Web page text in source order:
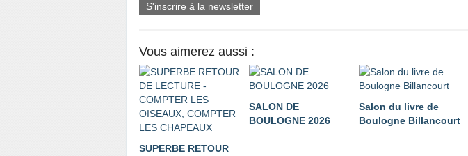
S'inscrire à la newsletter
Vous aimerez aussi :
SUPERBE RETOUR
SALON DE
BOULOGNE 2026
Salon du livre de
Boulogne Billancourt